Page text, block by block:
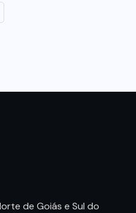
de Goiás e Sul do